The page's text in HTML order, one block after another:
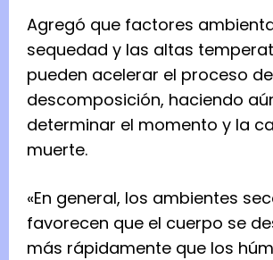
Agregó que factores
sequedad y las altas
pueden acelerar el proceso de
descomposición, haciendo
determinar el momento y la
muerte.
«En general, los ambientes
favorecen que el cuerpo se
más rápidamente que los